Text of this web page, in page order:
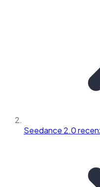
Seedance 2.0